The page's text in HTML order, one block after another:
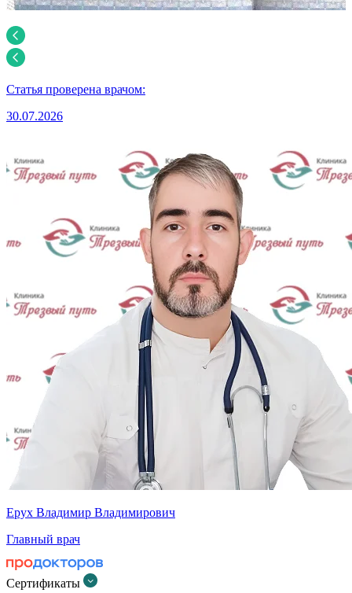
Статья проверена врачом:
30.07.2026
Ерух Владимир Владимирович
Главный врач
Сертификаты